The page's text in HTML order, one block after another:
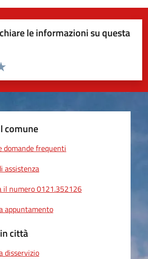
le informazioni su questa
pagina
5 stelle su 5
4 stelle su 5
su 5
su 5
5
comune
domande frequenti
assistenza
il numero 0121.352126
appuntamento
città
disservizio